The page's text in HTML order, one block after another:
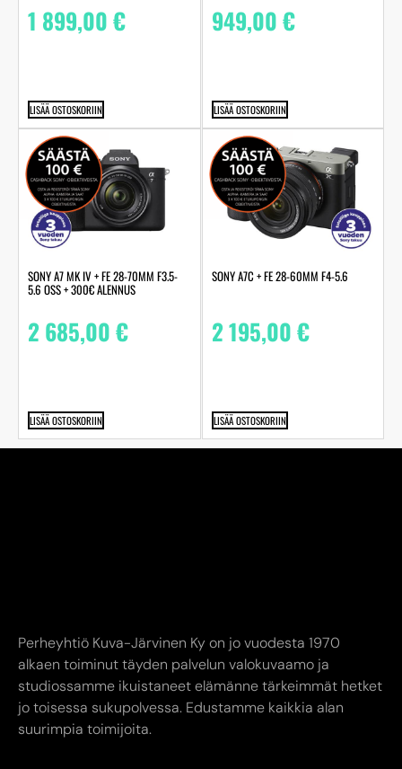
1 899,00€
LISÄÄ OSTOSKORIIN
949,00€
LISÄÄ OSTOSKORIIN
SONY A7 MK IV + FE 28-70MM F3.5-
5.6 OSS + 300€ ALENNUS
2 685,00€
LISÄÄ OSTOSKORIIN
SONY A7C + FE 28-60MM F4-5.6
2 195,00€
LISÄÄ OSTOSKORIIN
Perheyhtiö Kuva-Järvinen Ky on jo vuodesta 1970
alkaen toiminut täyden palvelun valokuvaamo ja
studiossamme ikuistaneet elämänne tärkeimmät hetket
jo toisessa sukupolvessa. Edustamme kaikkia alan
suurimpia toimijoita.